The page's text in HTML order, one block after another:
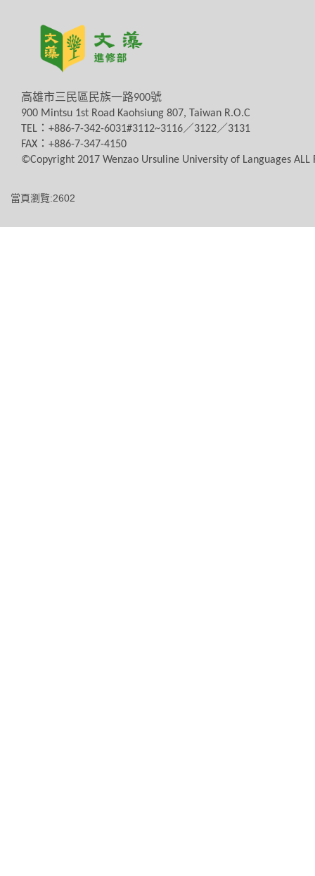
高雄市三民區民族一路900號
900 Mintsu 1st Road Kaohsiung 807, Taiwan R.O.C
TEL ： +886-7-342-6031#3112~3116／ 3122／ 3131
FAX ： +886-7-347-4150
©Copyright 2017 Wenzao Ursuline University of Languages ALL
當頁瀏覽:2602